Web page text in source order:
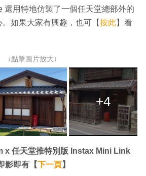
還用特地仿製了一個任天堂總部外的
如果大家有興趣，也可【按此】看
↓點擊圖片放大↓
+4
x 任天堂推特別版 Instax Mini Link
影即有【下一頁】